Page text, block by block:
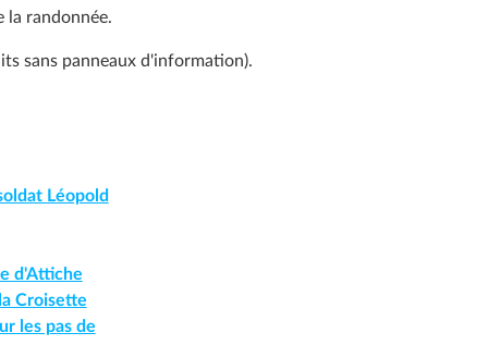
la randonnée.
sans panneaux d'information).
Léopold
d'Attiche
Croisette
les pas de